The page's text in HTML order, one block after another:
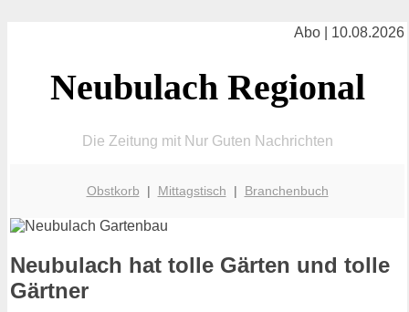
Abo | 10.08.2026
Neubulach Regional
Die Zeitung mit Nur Guten Nachrichten
Obstkorb | Mittagstisch | Branchenbuch
Neubulach hat tolle Gärten und tolle
Gärtner